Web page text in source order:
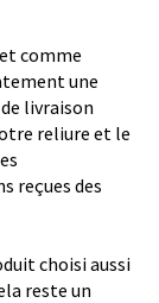
comme
une
livraison
reliure et le
reçues des
choisi aussi
reste un